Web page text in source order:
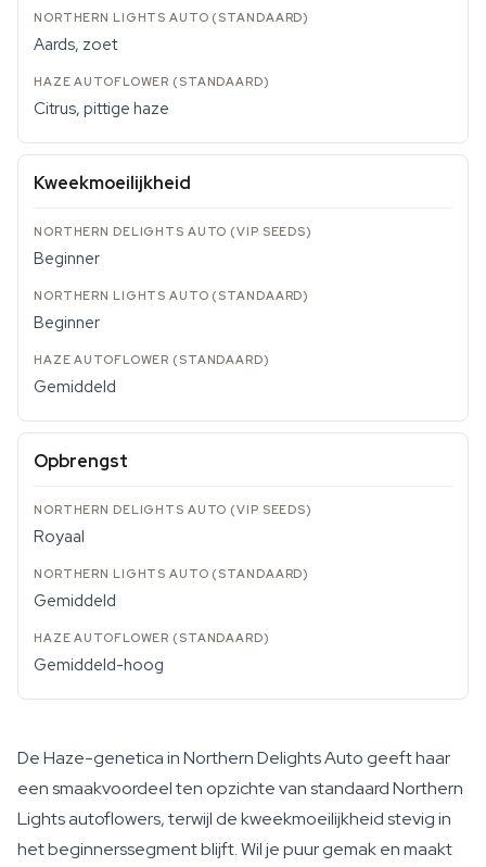
Aards, zoet
Citrus, pittige haze
Kweekmoeilijkheid
Beginner
Beginner
Gemiddeld
Opbrengst
Royaal
Gemiddeld
Gemiddeld-hoog
De Haze-genetica in Northern Delights Auto geeft haar
een smaakvoordeel ten opzichte van standaard Northern
Lights autoflowers, terwijl de kweekmoeilijkheid stevig in
het beginnerssegment blijft. Wil je puur gemak en maakt